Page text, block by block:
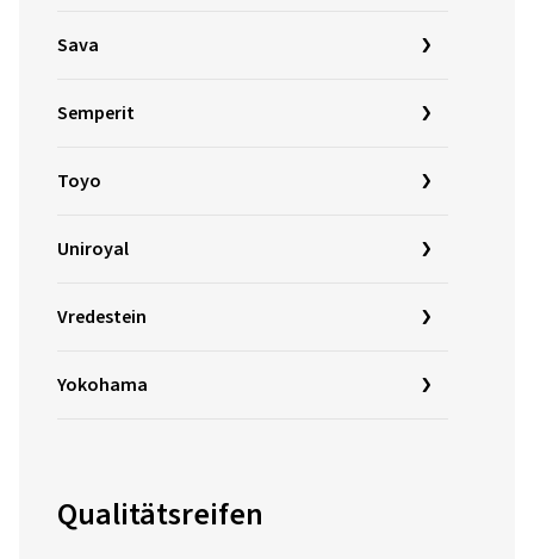
Sava
Semperit
Toyo
Uniroyal
Vredestein
Yokohama
Qualitätsreifen